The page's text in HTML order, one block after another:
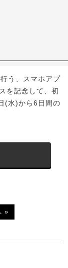
う、スマホアプ
を記念して、初
(水)から6日間の
»